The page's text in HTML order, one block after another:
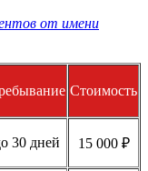
от имени
Стоимость
30 дней 15 000 ₽